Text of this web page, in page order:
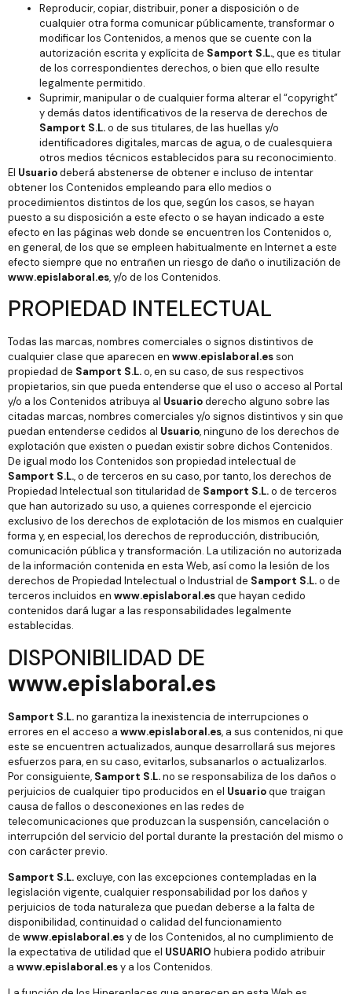
Reproducir, copiar, distribuir, poner a disposición o de
cualquier otra forma comunicar públicamente, transformar o
modificar los Contenidos, a menos que se cuente con la
autorización escrita y explícita de Samport S.L., que es titular
de los correspondientes derechos, o bien que ello resulte
legalmente permitido.
Suprimir, manipular o de cualquier forma alterar el “copyright”
y demás datos identificativos de la reserva de derechos de
Samport S.L.o de sus titulares, de las huellas y/o
identificadores digitales, marcas de agua, o de cualesquiera
otros medios técnicos establecidos para su reconocimiento.
El Usuariodeberá abstenerse de obtener e incluso de intentar
obtener los Contenidos empleando para ello medios o
procedimientos distintos de los que, según los casos, se hayan
puesto a su disposición a este efecto o se hayan indicado a este
efecto en las páginas web donde se encuentren los Contenidos o,
en general, de los que se empleen habitualmente en Internet a este
efecto siempre que no entrañen un riesgo de daño o inutilización de
www.epislaboral.es, y/o de los Contenidos.
PROPIEDAD INTELECTUAL
Todas las marcas, nombres comerciales o signos distintivos de
cualquier clase que aparecen en www.epislaboral.esson
propiedad de Samport S.L.o, en su caso, de sus respectivos
propietarios, sin que pueda entenderse que el uso o acceso al Portal
y/o a los Contenidos atribuya al Usuarioderecho alguno sobre las
citadas marcas, nombres comerciales y/o signos distintivos y sin que
puedan entenderse cedidos al Usuario, ninguno de los derechos de
explotación que existen o puedan existir sobre dichos Contenidos.
De igual modo los Contenidos son propiedad intelectual de
Samport S.L., o de terceros en su caso, por tanto, los derechos de
Propiedad Intelectual son titularidad de Samport S.L.o de terceros
que han autorizado su uso, a quienes corresponde el ejercicio
exclusivo de los derechos de explotación de los mismos en cualquier
forma y, en especial, los derechos de reproducción, distribución,
comunicación pública y transformación. La utilización no autorizada
de la información contenida en esta Web, así como la lesión de los
derechos de Propiedad Intelectual o Industrial de Samport S.L.o de
terceros incluidos en www.epislaboral.esque hayan cedido
contenidos dará lugar a las responsabilidades legalmente
establecidas.
DISPONIBILIDAD DE
www.epislaboral.es
Samport S.L.no garantiza la inexistencia de interrupciones o
errores en el acceso a www.epislaboral.es, a sus contenidos, ni que
este se encuentren actualizados, aunque desarrollará sus mejores
esfuerzos para, en su caso, evitarlos, subsanarlos o actualizarlos.
Por consiguiente, Samport S.L.no se responsabiliza de los daños o
perjuicios de cualquier tipo producidos en el Usuarioque traigan
causa de fallos o desconexiones en las redes de
telecomunicaciones que produzcan la suspensión, cancelación o
interrupción del servicio del portal durante la prestación del mismo o
con carácter previo.
Samport S.L.excluye, con las excepciones contempladas en la
legislación vigente, cualquier responsabilidad por los daños y
perjuicios de toda naturaleza que puedan deberse a la falta de
disponibilidad, continuidad o calidad del funcionamiento
de www.epislaboral.esy de los Contenidos, al no cumplimiento de
la expectativa de utilidad que el USUARIO hubiera podido atribuir
a www.epislaboral.esy a los Contenidos.